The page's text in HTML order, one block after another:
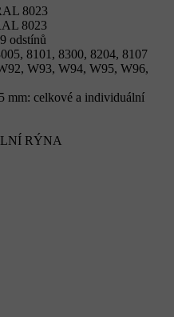
8023
8023
odstínů
8101, 8300, 8204, 8107
W93, W94, W95, W96,
mm: celkové a individuální
RÝNA